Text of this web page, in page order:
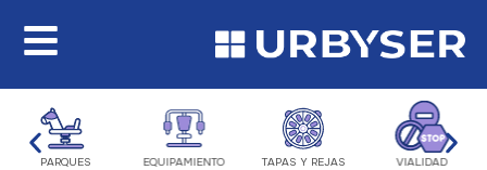
PARQUES
EQUIPAMIENTO
TAPAS Y REJAS VIALIDAD